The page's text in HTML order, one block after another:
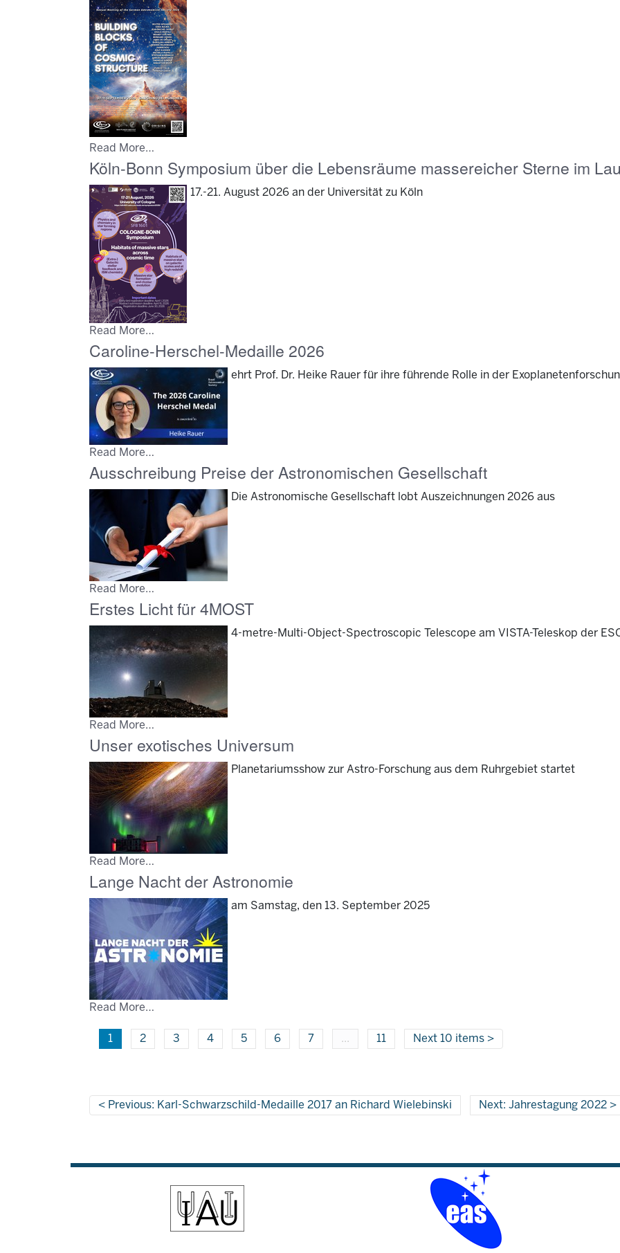
Read More…
Köln-Bonn Symposium über die Lebensräume massereicher Sterne im
17.-21. August 2026 an der Universität zu Köln
Read More…
Caroline-Herschel-Medaille 2026
ehrt Prof. Dr. Heike Rauer für ihre führende Rolle in der
Read More…
Ausschreibung Preise der Astronomischen Gesellschaft
Die Astronomische Gesellschaft lobt Auszeichnungen 2026 aus
Read More…
Erstes Licht für 4MOST
4-metre-Multi-Object-Spectroscopic Telescope am VISTA-Teleskop der
Read More…
Unser exotisches Universum
Planetariumsshow zur Astro-Forschung aus dem Ruhrgebiet startet
Read More…
Lange Nacht der Astronomie
am Samstag, den 13. September 2025
Read More…
1 2 3 4 5 6 7 ... 11 Next 10 items
Previous: Karl-Schwarzschild-Medaille 2017 an Richard Wielebinski Next: Jahrestagung 2022